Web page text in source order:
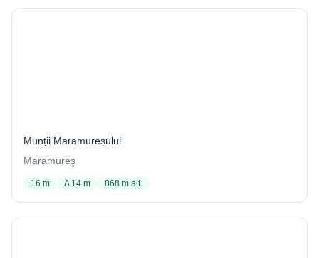
Munții Maramureșului
Maramureş
16 m Δ 14 m 868 m alt.